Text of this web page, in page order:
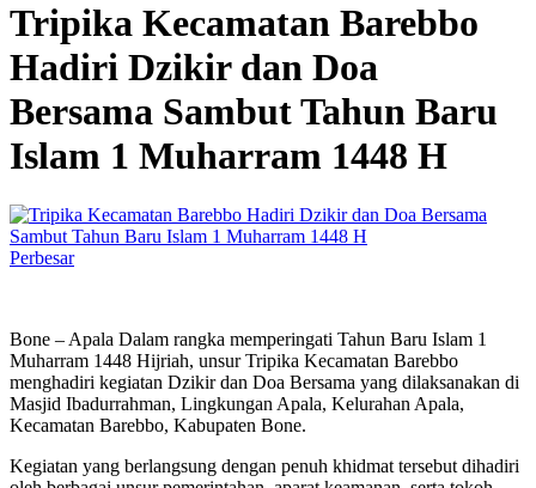
Tripika Kecamatan Barebbo
Hadiri Dzikir dan Doa
Bersama Sambut Tahun Baru
Islam 1 Muharram 1448 H
Perbesar
Bone – Apala Dalam rangka memperingati Tahun Baru Islam 1
Muharram 1448 Hijriah, unsur Tripika Kecamatan Barebbo
menghadiri kegiatan Dzikir dan Doa Bersama yang dilaksanakan di
Masjid Ibadurrahman, Lingkungan Apala, Kelurahan Apala,
Kecamatan Barebbo, Kabupaten Bone.
Kegiatan yang berlangsung dengan penuh khidmat tersebut dihadiri